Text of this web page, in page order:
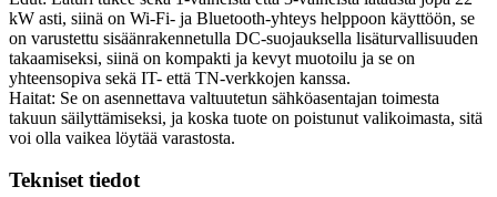
kW asti, siinä on Wi-Fi- ja Bluetooth-yhteys helppoon käyttöön, se
on varustettu sisäänrakennetulla DC-suojauksella lisäturvallisuuden
takaamiseksi, siinä on kompakti ja kevyt muotoilu ja se on
yhteensopiva sekä IT- että TN-verkkojen kanssa.
Haitat: Se on asennettava valtuutetun sähköasentajan toimesta
takuun säilyttämiseksi, ja koska tuote on poistunut valikoimasta, sitä
voi olla vaikea löytää varastosta.
Tekniset tiedot